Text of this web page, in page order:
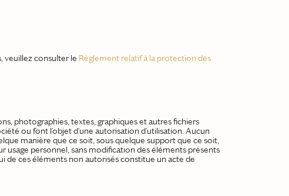
veuillez consulter le Règlement relatif à la protection des
photographies, textes, graphiques et autres fichiers
ou font l’objet d’une autorisation d’utilisation. Aucun
manière que ce soit, sous quelque support que ce soit,
usage personnel, sans modification des éléments présents
de ces éléments non autorisés constitue un acte de